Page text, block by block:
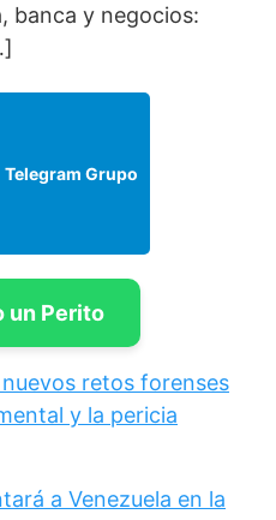
banca y negocios:
Telegram Grupo
un Perito
retos forenses
y la pericia
a Venezuela en la